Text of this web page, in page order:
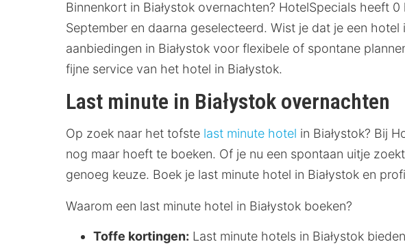
Binnenkort in Białystok overnachten? HotelSpecials heeft
September en daarna geselecteerd. Wist je dat je een
aanbiedingen in Białystok voor flexibele of spontane
fijne service van het hotel in Białystok.
Last minute in Białystok overnachten
Op zoek naar het tofste last minute hotel in Białystok? Bij
nog maar hoeft te boeken. Of je nu een spontaan uitje
genoeg keuze. Boek je last minute hotel in Białystok en
Waarom een last minute hotel in Białystok boeken?
Toffe kortingen: Last minute hotels in Białystok